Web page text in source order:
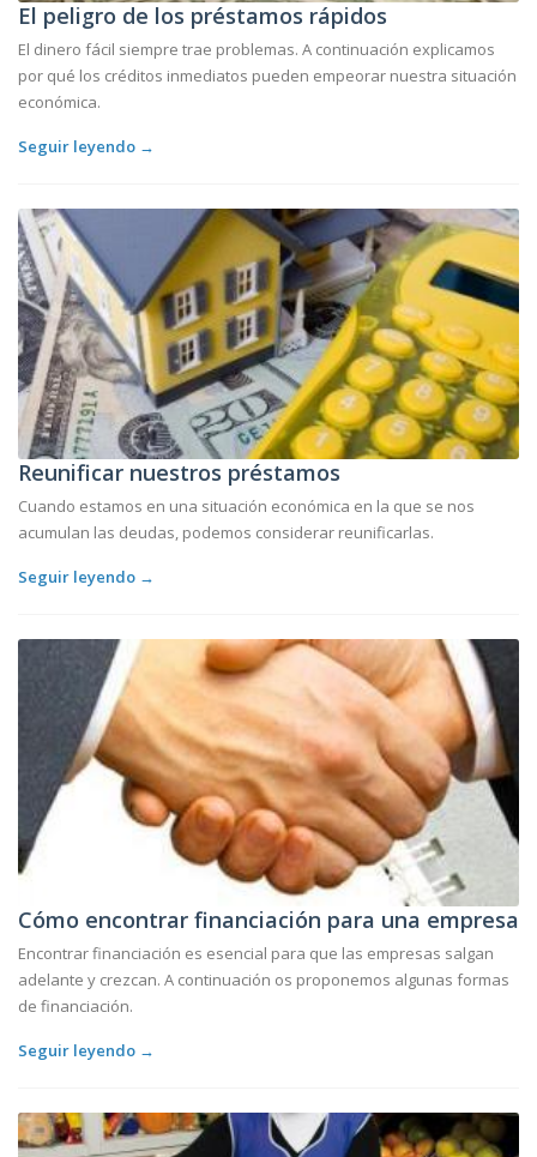
El peligro de los préstamos rápidos
El dinero fácil siempre trae problemas. A continuación explicamos
por qué los créditos inmediatos pueden empeorar nuestra situación
económica.
Seguir leyendo →
Reunificar nuestros préstamos
Cuando estamos en una situación económica en la que se nos
acumulan las deudas, podemos considerar reunificarlas.
Seguir leyendo →
Cómo encontrar financiación para una empresa
Encontrar financiación es esencial para que las empresas salgan
adelante y crezcan. A continuación os proponemos algunas formas
de financiación.
Seguir leyendo →